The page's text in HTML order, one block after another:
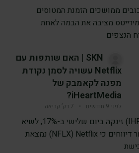
ממושכים הזמנת המטוסים
מציבה את הבמה לאחת
הנצפים
SKN | האם שותפות עם
Netflix עשויה לסמן נקודת
מפנה לקאמבק של
iHeartMedia?
לפני 9 חודשים • 7 דק’ קריאה
מניית iHeartMedia ‏(IHRT) זינקה ביום שלישי ב-17%, לשיא
של יותר משנתיים, לאחר דיווחים כי Netflix ‏(NFLX) נמצאת